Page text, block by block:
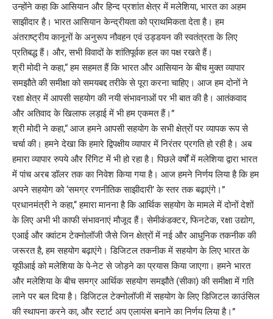
उन्होंने कहा कि आसियान और हिन्द प्रशांत क्षेत्र में मलेशिया, भारत का अहम
साझीदार है। भारत आसियान केन्द्रीयता को प्राथमिकता देता है। हम
अंतराष्ट्रीय कानूनों के अनुरूप नौवहन एवं उड्डयन की स्वतंत्रता के लिए
प्रतिबद्ध हैं। और, सभी विवादों के शांतिपूर्वक हल का पक्ष रखते हैं।
श्री मोदी ने कहा,“ हम सहमत हैं कि भारत और आसियान के बीच मुक्त व्यापार
समझौते की समीक्षा को समयबद्द तरीके से पूरा करना चाहिए। आज हम दोनों ने
रक्षा क्षेत्र में आपसी सहयोग की नयी संभावनाओं पर भी बात की है। आतंकवाद
और अतिवाद के खिलाफ लड़ाई में भी हम एकमत हैं।”
श्री मोदी ने कहा,“ आज हमने आपसी सहयोग के सभी क्षेत्रों पर व्यापक रूप से
चर्चा की। हमने देखा कि हमारे द्विपक्षीय व्यापार में निरंतर प्रगति हो रही है। अब
हमारा व्यापार रुपये और रिंगिट में भी हो रहा है। पिछले वर्षों में मलेशिया द्वारा भारत
में पांच अरब डॉलर तक का निवेश किया गया है। आज हमने निर्णय लिया है कि हम
अपने सहयोग को ‘समग्र रणनीतिक साझीदारी’ के स्तर तक बढ़ाएंगे।”
प्रधानमंत्री ने कहा,‘‘ हमारा मानना ​​है कि आर्थिक सहयोग के मामले में दोनों देशों
के लिए अभी भी काफी संभावनाएं मौजूद हैं। सेमीकंडक्टर, फिनटेक, रक्षा उद्योग,
एआई और क्वांटम टेक्नोलॉजी जैसे जिन क्षेत्रों में नई और आधुनिक तकनीक की
जरूरत है, हम सहयोग बढ़ाएंगे। डिजिटल तकनीक में सहयोग के लिए भारत के
यूपीआई को मलेशिया के पे-नेट से जोड़ने का प्रयास किया जाएगा। हमने भारत
और मलेशिया के बीच समग्र आर्थिक सहयोग समझौते (सीका) की समीक्षा में गति
लाने पर बल दिया है। डिजिटल टेक्नोलॉजी में सहयोग के लिए डिजिटल काउंसिल
की स्थापना करने का, और स्टार्ट अप एलायंस बनाने का निर्णय लिया है।”